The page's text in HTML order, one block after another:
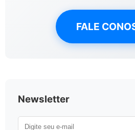
FALE
Newsletter